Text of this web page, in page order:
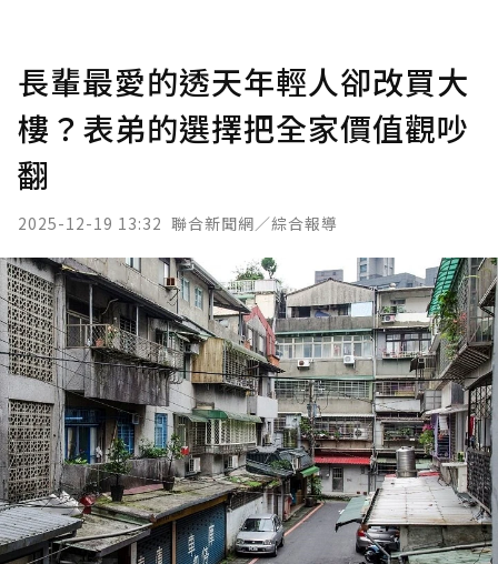
長輩最愛的透天年輕人卻改買大
樓？表弟的選擇把全家價值觀吵
翻
2025-12-19 13:32 聯合新聞網／綜合報導